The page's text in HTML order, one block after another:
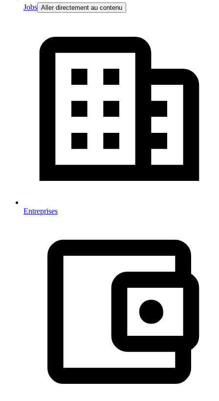
Jobs Aller directement au contenu
Entreprises